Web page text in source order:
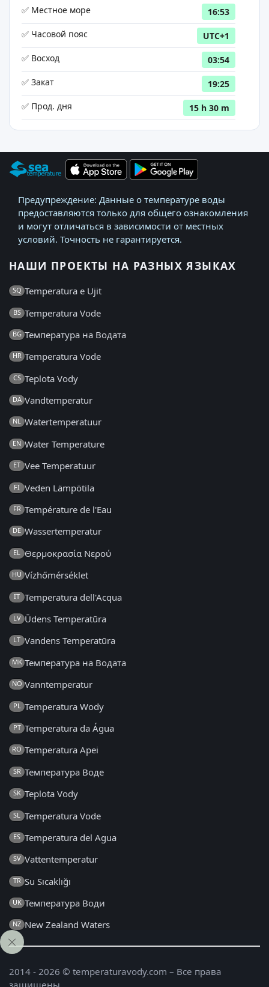
✅ Местное море
16:53
✅ Часовой пояс
UTC+1
✅ Восход
03:54
✅ Закат
19:25
✅ Прод. дня
15 h 30 m
Предупреждение: Данные о температуре воды
предоставляются только для общего ознакомления
и могут отличаться в зависимости от местных
условий. Точность не гарантируется.
НАШИ ПРОЕКТЫ НА РАЗНЫХ ЯЗЫКАХ
SQ Temperatura e Ujit
BS Temperatura Vode
BG Температура на Водата
HR Temperatura Vode
CS Teplota Vody
DA Vandtemperatur
NL Watertemperatuur
EN Water Temperature
ET Vee Temperatuur
FI Veden Lämpötila
FR Température de l'Eau
DE Wassertemperatur
EL Θερμοκρασία Νερού
HU Vízhőmérséklet
IT Temperatura dell'Acqua
LV Ūdens Temperatūra
LT Vandens Temperatūra
MK Температура на Водата
NO Vanntemperatur
PL Temperatura Wody
PT Temperatura da Água
RO Temperatura Apei
SR Температура Воде
SK Teplota Vody
SL Temperatura Vode
ES Temperatura del Agua
SV Vattentemperatur
TR Su Sıcaklığı
UK Температура Води
NZ New Zealand Waters
2014 - 2026 © temperaturavody.com – Все права